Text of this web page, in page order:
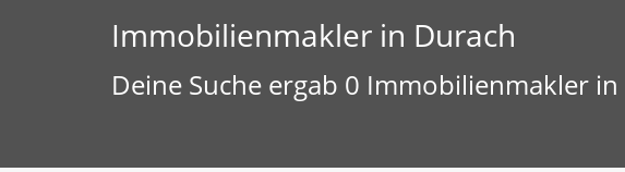
Immobilienmakler in Durach
Deine Suche ergab 0 Immobilienmakler